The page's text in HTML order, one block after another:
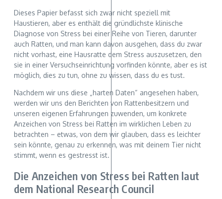
Dieses Papier befasst sich zwar nicht speziell mit
Haustieren, aber es enthält die gründlichste klinische
Diagnose von Stress bei einer Reihe von Tieren, darunter
auch Ratten, und man kann davon ausgehen, dass du zwar
nicht vorhast, eine Hausratte dem Stress auszusetzen, den
sie in einer Versuchseinrichtung vorfinden könnte, aber es ist
möglich, dies zu tun, ohne zu wissen, dass du es tust.
Nachdem wir uns diese „harten Daten“ angesehen haben,
werden wir uns den Berichten von Rattenbesitzern und
unseren eigenen Erfahrungen zuwenden, um konkrete
Anzeichen von Stress bei Ratten im wirklichen Leben zu
betrachten – etwas, von dem wir glauben, dass es leichter
sein könnte, genau zu erkennen, was mit deinem Tier nicht
stimmt, wenn es gestresst ist.
Die Anzeichen von Stress bei Ratten laut
dem National Research Council